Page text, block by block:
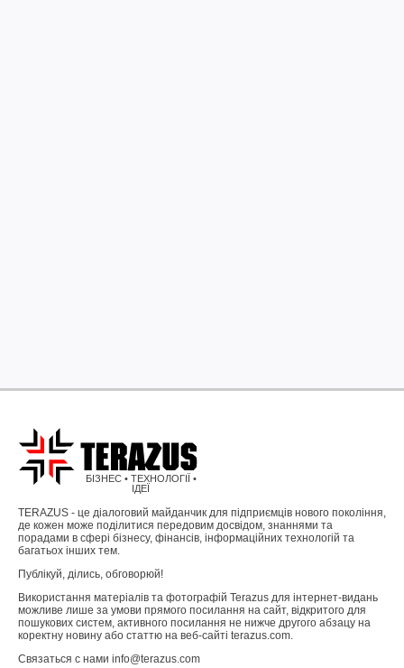
БІЗНЕС • ТЕХНОЛОГІЇ •
ІДЕЇ
TERAZUS - це діалоговий майданчик для підприємців нового покоління,
де кожен може поділитися передовим досвідом, знаннями та
порадами в сфері бізнесу, фінансів, інформаційних технологій та
багатьох інших тем.
Публікуй, ділись, обговорюй!
Використання матеріалів та фотографій Terazus для інтернет-видань
можливе лише за умови прямого посилання на сайт, відкритого для
пошукових систем, активного посилання не нижче другого абзацу на
коректну новину або статтю на веб-сайті terazus.com.
Связаться с нами info@terazus.com